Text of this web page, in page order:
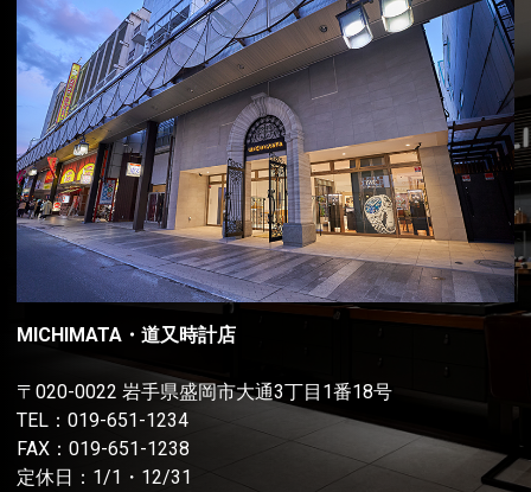
MICHIMATA・道又時計店
〒020-0022 岩手県盛岡市大通3丁目1番18号
TEL： 019-651-1234
FAX：019-651-1238
定休日：1/1・12/31